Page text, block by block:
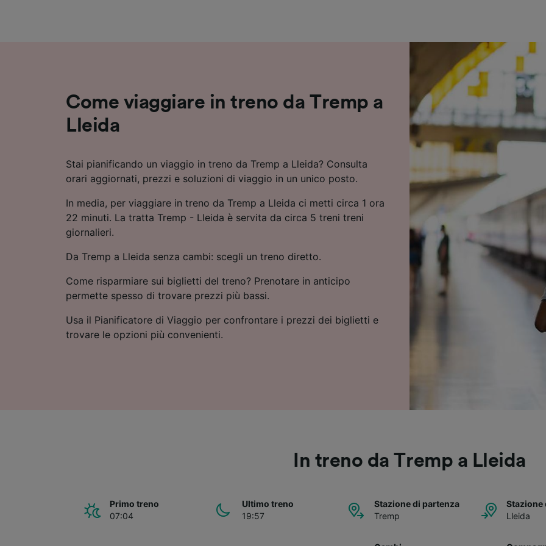
Come viaggiare in treno da Tremp a
Lleida
Stai pianificando un viaggio in treno da Tremp a Lleida? Consulta
orari aggiornati, prezzi e soluzioni di viaggio in un unico posto.
In media, per viaggiare in treno da Tremp a Lleida ci metti circa 1 ora
22 minuti. La tratta Tremp - Lleida è servita da circa 5 treni treni
giornalieri.
Da Tremp a Lleida senza cambi: scegli un treno diretto.
Come risparmiare sui biglietti del treno? Prenotare in anticipo
permette spesso di trovare prezzi più bassi.
Usa il Pianificatore di Viaggio per confrontare i prezzi dei biglietti e
trovare le opzioni più convenienti.
In treno da Tremp a Lleida
Primo treno
07:04
Ultimo treno
19:57
Stazione di partenza
Tremp
Stazione
Lleida